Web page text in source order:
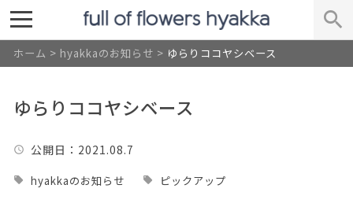
ホーム > hyakkaのお知らせ > ゆらりココヤシベース
ゆらりココヤシベース
公開日 ：2021.08.7
hyakkaのお知らせ ピックアップ